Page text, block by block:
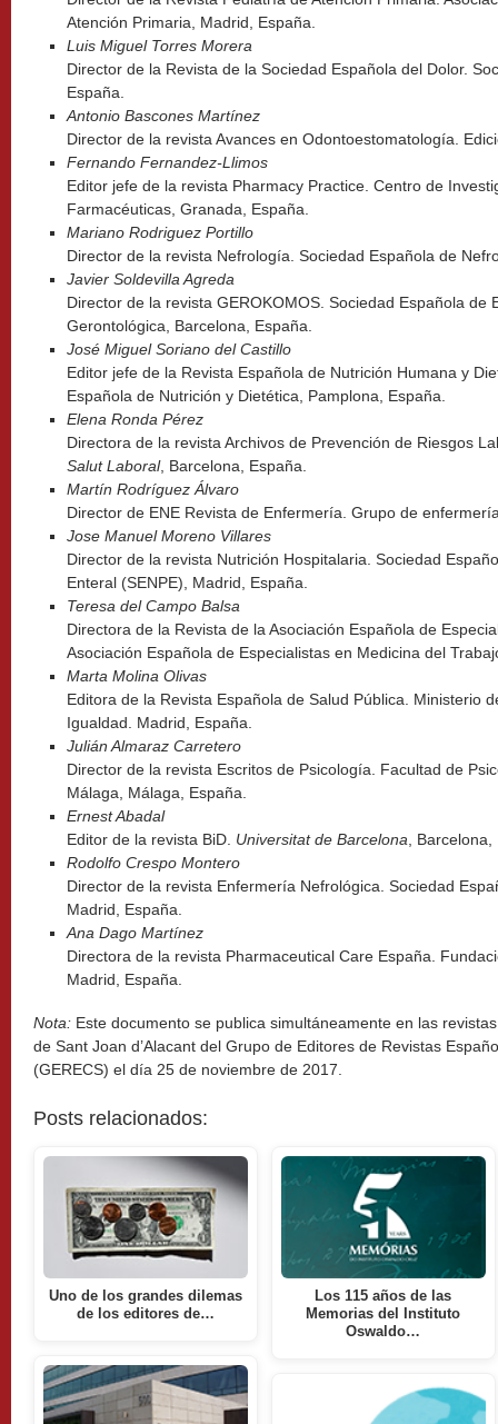
Atención Primaria, Madrid, España.
Luis Miguel Torres Morera
Director de la Revista de la Sociedad Española del Dolor.
España.
Antonio Bascones Martínez
Director de la revista Avances en Odontoestomatología.
Fernando Fernandez-Llimos
Editor jefe de la revista Pharmacy Practice. Centro de
Farmacéuticas, Granada, España.
Mariano Rodriguez Portillo
Director de la revista Nefrología. Sociedad Española de
Javier Soldevilla Agreda
Director de la revista GEROKOMOS. Sociedad Española de
Gerontológica, Barcelona, España.
José Miguel Soriano del Castillo
Editor jefe de la Revista Española de Nutrición Humana y
Española de Nutrición y Dietética, Pamplona, España.
Elena Ronda Pérez
Directora de la revista Archivos de Prevención de Riesgos
Salut Laboral, Barcelona, España.
Martín Rodríguez Álvaro
Director de ENE Revista de Enfermería. Grupo de
Jose Manuel Moreno Villares
Director de la revista Nutrición Hospitalaria. Sociedad
Enteral (SENPE), Madrid, España.
Teresa del Campo Balsa
Directora de la Revista de la Asociación Española de
Asociación Española de Especialistas en Medicina del
Marta Molina Olivas
Editora de la Revista Española de Salud Pública. Ministerio
Igualdad. Madrid, España.
Julián Almaraz Carretero
Director de la revista Escritos de Psicología. Facultad de
Málaga, Málaga, España.
Ernest Abadal
Editor de la revista BiD. Universitat de Barcelona ,
Rodolfo Crespo Montero
Director de la revista Enfermería Nefrológica. Sociedad
Madrid, España.
Ana Dago Martínez
Directora de la revista Pharmaceutical Care España.
Madrid, España.
Nota: Este documento se publica simultáneamente en las
de Sant Joan d’Alacant del Grupo de Editores de Revistas
(GERECS) el día 25 de noviembre de 2017.
Posts relacionados:
Uno de los grandes dilemas
de los editores de…
Los 115 años de las
Memorias del Instituto
Oswaldo…